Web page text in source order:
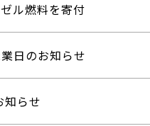
ル燃料を寄付
日のお知らせ
知らせ